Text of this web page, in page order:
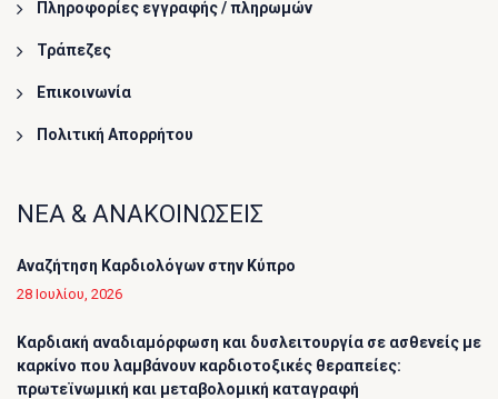
Πληροφορίες εγγραφής / πληρωμών
Τράπεζες
Επικοινωνία
Πολιτική Απορρήτου
ΝΕΑ & ΑΝΑΚΟΙΝΩΣΕΙΣ
Αναζήτηση Καρδιολόγων στην Κύπρο
28 Ιουλίου, 2026
Καρδιακή αναδιαμόρφωση και δυσλειτουργία σε ασθενείς με
καρκίνο που λαμβάνουν καρδιοτοξικές θεραπείες:
πρωτεϊνωμική και μεταβολομική καταγραφή